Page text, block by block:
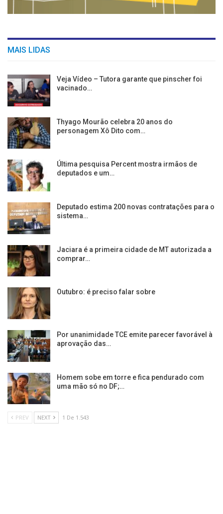
MAIS LIDAS
Veja Vídeo – Tutora garante que pinscher foi
vacinado…
Thyago Mourão celebra 20 anos do
personagem Xô Dito com…
Última pesquisa Percent mostra irmãos de
deputados e um…
Deputado estima 200 novas contratações para o
sistema…
Jaciara é a primeira cidade de MT autorizada a
comprar…
Outubro: é preciso falar sobre
Por unanimidade TCE emite parecer favorável à
aprovação das…
Homem sobe em torre e fica pendurado com
uma mão só no DF;…
PREV NEXT 1 De 1.543